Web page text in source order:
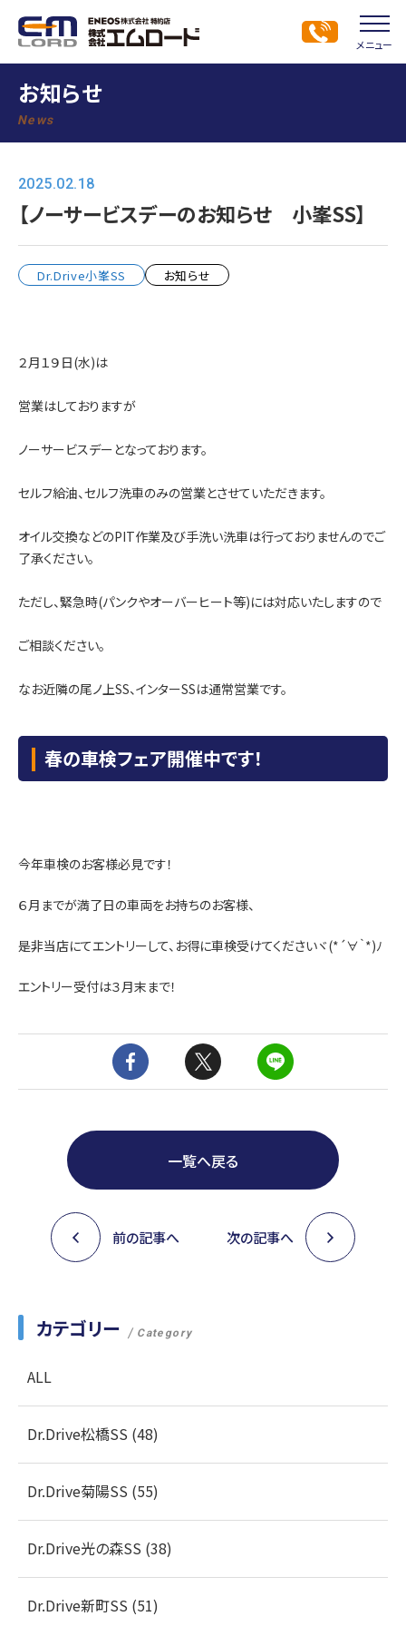
メニュー
お知らせ
News
2025.02.18
【ノーサービスデーのお知らせ 小峯SS】
Dr.Drive小峯SS お知らせ
２月１９日(水)は
営業はしておりますが
ノーサービスデーとなっております。
セルフ給油、セルフ洗車のみの営業とさせていただきます。
オイル交換などのPIT作業及び手洗い洗車は行っておりませんのでご
了承ください。
ただし、緊急時(パンクやオーバーヒート等)には対応いたしますので
ご相談ください。
なお近隣の尾ノ上SS、インターSSは通常営業です。
春の車検フェア開催中です！
今年車検のお客様必見です！
６月までが満了日の車両をお持ちのお客様、
是非当店にてエントリーして、お得に車検受けてくださいヾ(*´∀｀*)ﾉ
エントリー受付は３月末まで！
一覧へ戻る
前の記事へ 次の記事へ
カテゴリー Category
ALL
Dr.Drive松橋SS (48)
Dr.Drive菊陽SS (55)
Dr.Drive光の森SS (38)
Dr.Drive新町SS (51)